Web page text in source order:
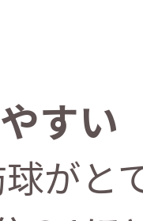
すい
がと